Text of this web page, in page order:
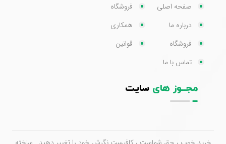
صفحه اصلی
درباره ما
فروشگاه
تماس با ما
فروشگاه
همکاری
قوانین
مجــوز های سایت